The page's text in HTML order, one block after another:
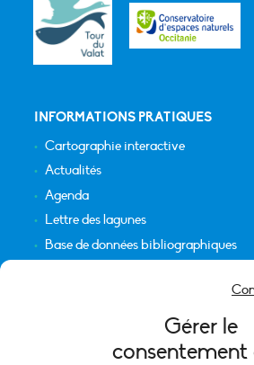
Gérer le
INFORMATIONS PRATIQUES
Cartographie interactive
Actualités
Agenda
Lettre des lagunes
Base de données bibliographiques
Mentions légales